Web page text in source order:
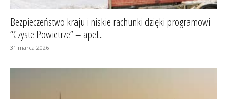
Bezpieczeństwo kraju i niskie rachunki dzięki programowi
“Czyste Powietrze” – apel...
31 marca 2026